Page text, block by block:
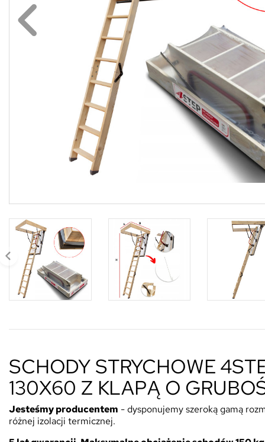
SCHODY STRYCHOWE
130X60 Z KLAPĄ O
Jesteśmyproducentem - dysponujemy szeroką gamą
różnej izolacji termicznej.